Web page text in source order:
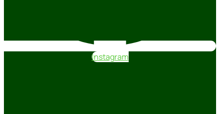
Instagram